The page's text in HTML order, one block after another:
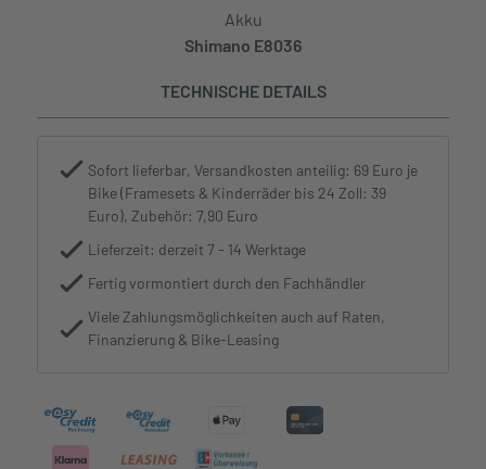
Akku
Shimano E8036
TECHNISCHE DETAILS
Sofort lieferbar, Versandkosten anteilig: 69 Euro je
Bike (Framesets & Kinderräder bis 24 Zoll: 39
Euro), Zubehör: 7,90 Euro
Lieferzeit: derzeit 7 - 14 Werktage
Fertig vormontiert durch den Fachhändler
Viele Zahlungsmöglichkeiten auch auf Raten,
Finanzierung & Bike-Leasing